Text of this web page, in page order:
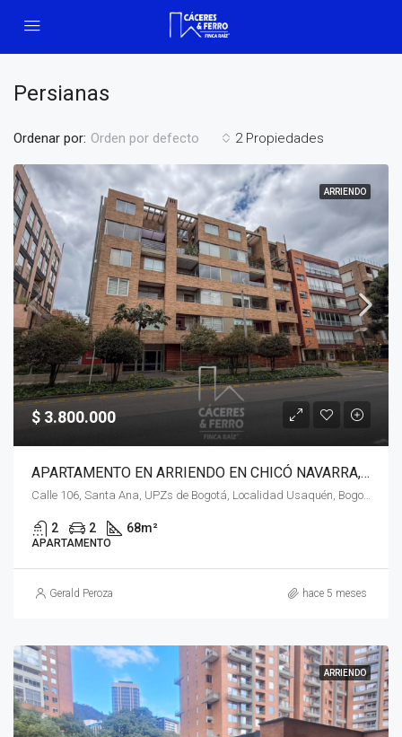
Persianas
2 Propiedades
Ordenar por: Orden por defecto
ARRIENDO
$ 3.800.000
APARTAMENTO EN ARRIENDO EN CHICÓ NAVARRA, USAQUÉN, BOGOTÁ, D.C. – (967)
2 2 68m²
APARTAMENTO
Gerald Peroza hace 5 meses
ARRIENDO